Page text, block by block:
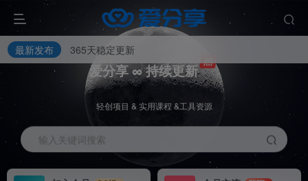
爱分享 ∞ 持续更新
轻创项目 & 实用课程 &工具资源
输入关键词搜索
最新发布 365天稳定更新